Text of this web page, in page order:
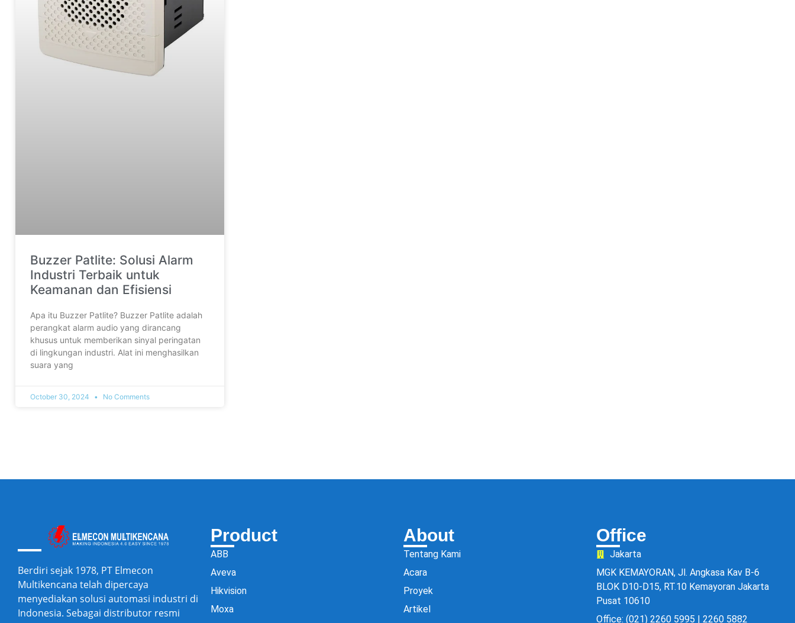
Buzzer Patlite: Solusi Alarm
Industri Terbaik untuk
Keamanan dan Efisiensi
Apa itu Buzzer Patlite? Buzzer Patlite adalah
perangkat alarm audio yang dirancang
khusus untuk memberikan sinyal peringatan
di lingkungan industri. Alat ini menghasilkan
suara yang
October 30, 2024 No Comments
Berdiri sejak 1978, PT Elmecon
Multikencana telah dipercaya
menyediakan solusi automasi industri di
Indonesia. Sebagai distributor resmi
Product
ABB
Aveva
Hikvision
Moxa
About
Tentang Kami
Acara
Proyek
Artikel
Office
Jakarta
MGK KEMAYORAN, Jl. Angkasa Kav B-6
BLOK D10-D15, RT.10 Kemayoran Jakarta
Pusat 10610
Office: (021) 2260 5995 | 2260 5882